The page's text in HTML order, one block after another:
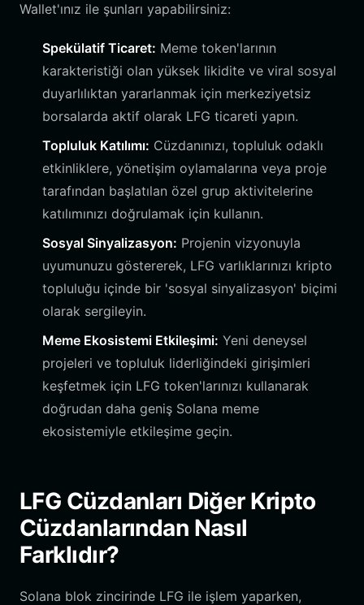
Wallet'ınız ile şunları yapabilirsiniz:
Spekülatif Ticaret: Meme token'larının
karakteristiği olan yüksek likidite ve viral sosyal
duyarlılıktan yararlanmak için merkeziyetsiz
borsalarda aktif olarak LFG ticareti yapın.
Topluluk Katılımı: Cüzdanınızı, topluluk odaklı
etkinliklere, yönetişim oylamalarına veya proje
tarafından başlatılan özel grup aktivitelerine
katılımınızı doğrulamak için kullanın.
Sosyal Sinyalizasyon: Projenin vizyonuyla
uyumunuzu göstererek, LFG varlıklarınızı kripto
topluluğu içinde bir 'sosyal sinyalizasyon' biçimi
olarak sergileyin.
Meme Ekosistemi Etkileşimi: Yeni deneysel
projeleri ve topluluk liderliğindeki girişimleri
keşfetmek için LFG token'larınızı kullanarak
doğrudan daha geniş Solana meme
ekosistemiyle etkileşime geçin.
LFG Cüzdanları Diğer Kripto
Cüzdanlarından Nasıl
Farklıdır?
Solana blok zincirinde LFG ile işlem yaparken,